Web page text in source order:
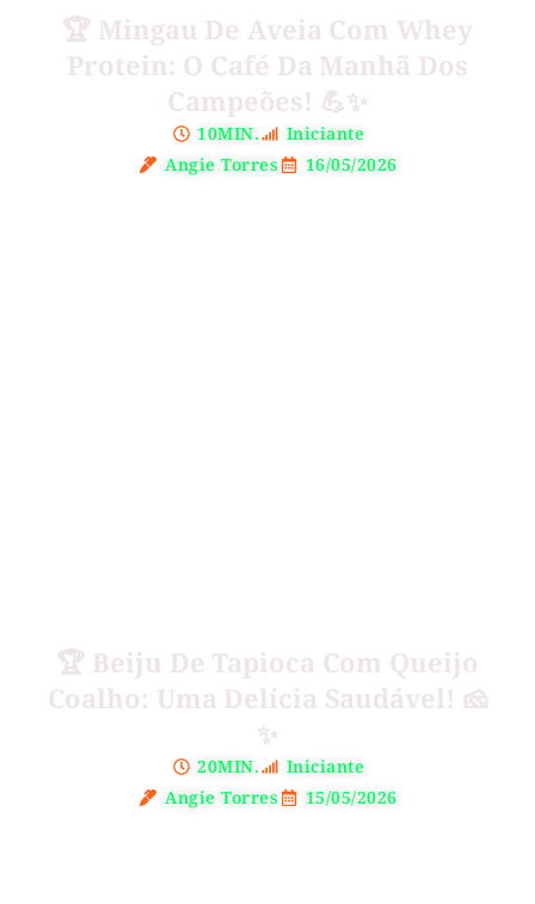
🏆 Mingau De Aveia Com Whey
Protein: O Café Da Manhã Dos
Campeões! 💪✨
10MIN.
Iniciante
Angie Torres
16/05/2026
🏆 Beiju De Tapioca Com Queijo
Coalho: Uma Delícia Saudável! 🧀
✨
20MIN.
Iniciante
Angie Torres
15/05/2026